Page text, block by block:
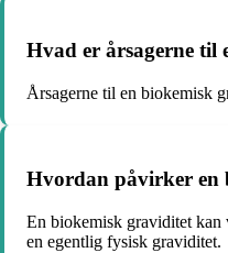
Hvad er årsagerne til
Årsagerne til en biokemisk
Hvordan påvirker en
En biokemisk graviditet kan
en egentlig fysisk graviditet.